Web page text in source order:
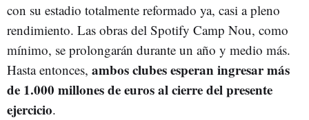
con su estadio totalmente reformado ya, casi a pleno
rendimiento. Las obras del Spotify Camp Nou, como
mínimo, se prolongarán durante un año y medio más.
Hasta entonces, ambos clubes esperan ingresar más
de 1.000 millones de euros al cierre del presente
ejercicio.